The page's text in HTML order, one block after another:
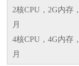
2核CPU，2G内存
月
4核CPU，4G内存
月